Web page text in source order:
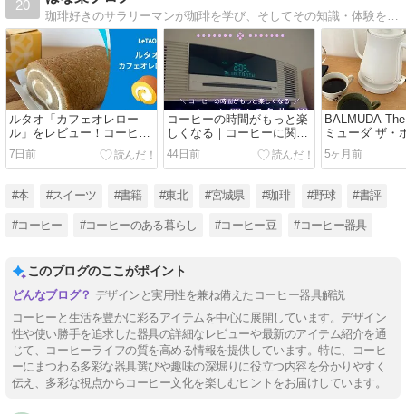
20
ルタオ「カフェオレロー
ル」をレビュー！コーヒー
好きが実際に食べた感想や
口コミを紹介
7日前
コーヒーの時間がもっと楽
しくなる｜コーヒーに関す
る名曲10選
44日前
BALMUDA
ミューダ ザ・
ュー｜コーヒ
使ってみた感
5ヶ月前
#本 #スイーツ #書籍 #東北 #宮城県 #珈琲 #野球 #書評
#コーヒー #コーヒーのある暮らし #コーヒー豆 #コーヒー器具
このブログのここがポイント
デザインと実用性を兼ね備えたコーヒー器具解説
コーヒーと生活を豊かに彩るアイテムを中心に展開しています。デザイン
性や使い勝手を追求した器具の詳細なレビューや最新のアイテム紹介を通
じて、コーヒーライフの質を高める情報を提供しています。特に、コーヒ
ーにまつわる多彩な器具選びや趣味の深堀りに役立つ内容を分かりやすく
伝え、多彩な視点からコーヒー文化を楽しむヒントをお届けしています。